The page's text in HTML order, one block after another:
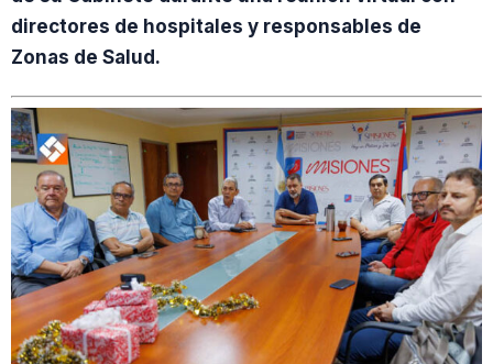
directores de hospitales y responsables de
Zonas de Salud.